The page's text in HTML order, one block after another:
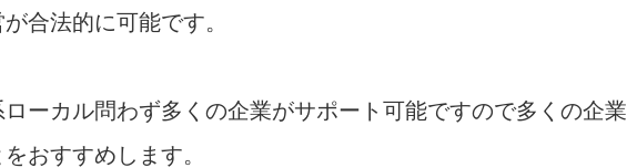
合法的に可能です。
ーカル問わず多くの企業がサポート可能ですので多くの企業
おすすめします。